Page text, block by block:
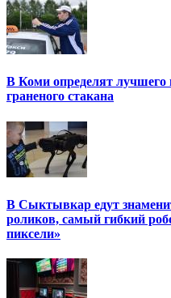
В Коми определят
граненого стакана
В Сыктывкар едут
роликов, самый гибкий
пиксели»